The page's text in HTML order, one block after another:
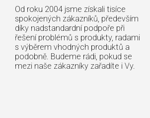
Od roku 2004 jsme získali tisíce
spokojených zákazníků, především
díky nadstandardní podpoře při
řešení problémů s produkty, radami
s výběrem vhodných produktů a
podobně. Budeme rádi, pokud se
mezi naše zákazníky zařadíte i Vy.